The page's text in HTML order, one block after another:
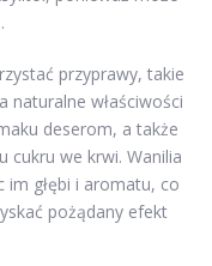
przyprawy, takie
naturalne właściwości
deserom, a także
cukru we krwi. Wanilia
głębi i aromatu, co
pożądany efekt